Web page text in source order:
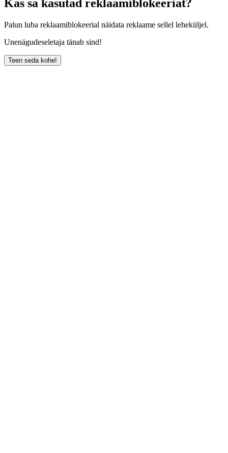
Kas sa kasutad reklaamiblokeeriat?
Palun luba reklaamiblokeerial näidata reklaame sellel leheküljel.
Unenägudeseletaja tänab sind!
Teen seda kohe!